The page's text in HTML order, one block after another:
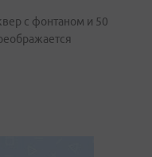
с фонтаном и 50